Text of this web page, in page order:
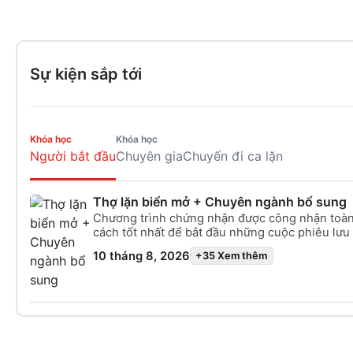
Sự kiện sắp tới
Khóa học
Người bắt đầu
Khóa học
Chuyên giaChuyến đi ca lặn
Thợ lặn biển mở + Chuyên ngành bổ sung
Chương trình chứng nhận được công nhận
cách tốt nhất để bắt đầu những cuộc phiêu
bạn với tư cách là một thợ lặn chuyên nghiệp.
huấn luyện cá nhân hóa kết hợp với các buổi
Open Water Diver, cho phép bạn lặn ở bất kỳ
tổ chức lặn nào trên toàn thế giới với độ sâu
10 tháng 8, 2026 +35 Xem thêm